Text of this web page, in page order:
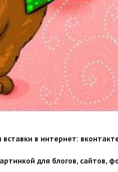
в интернет:
для блогов, сайтов,